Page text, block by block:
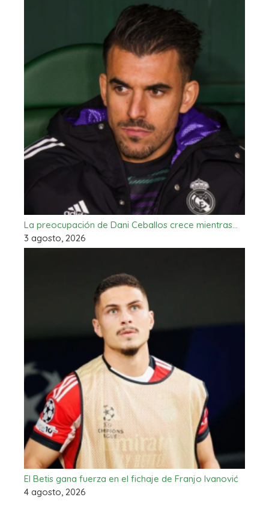
La preocupación de Dani Ceballos crece mientras…
3 agosto, 2026
El Betis gana fuerza en el fichaje de Franjo Ivanović
4 agosto, 2026